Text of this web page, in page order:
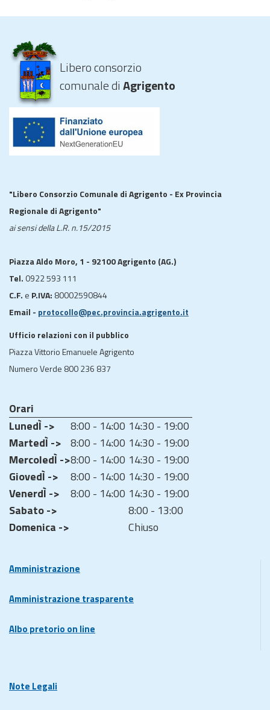
Libero consorzio
comunale diAgrigento
"Libero Consorzio Comunale di Agrigento - Ex Provincia
Regionale di Agrigento"
ai sensi della L.R. n.15/2015
Piazza Aldo Moro, 1 - 92100 Agrigento (AG.)
Tel. 0922 593 111
C.F. e P.IVA: 80002590844
Email - protocollo@pec.provincia.agrigento.it
Ufficio relazioni con il pubblico
Piazza Vittorio Emanuele Agrigento
Numero Verde 800 236 837
Orari
LunedÌ ->
8:00 - 14:00 14:30 - 19:00
MartedÌ -> 8:00 - 14:00 14:30 - 19:00
MercoledÌ ->8:00 - 14:00 14:30 - 19:00
GiovedÌ ->
8:00 - 14:00 14:30 - 19:00
VenerdÌ ->
8:00 - 14:00 14:30 - 19:00
Sabato ->
8:00 - 13:00
Domenica ->
Chiuso
Amministrazione
Amministrazione trasparente
Albo pretorio on line
Note Legali